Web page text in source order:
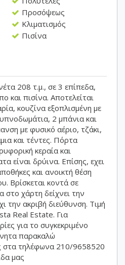
Προσόψεως
Κλιματισμός
Πισίνα
208 τ.μ., σε 3 επίπεδα,
και πισίνα. Αποτελείται
κουζίνα εξοπλισμένη με
2 μπάνια και
με φυσικό αέριο, τζάκι,
και τέντες. Πόρτα
κεραία και
είναι δρύινα. Επίσης, εχει
και ανοικτή θέση
Βρίσκεται κοντά σε
στο χάρτη δείχνει την
την ακριβή διεύθυνση. Τιμή
Real Estate. Για
για το συγκεκριμένο
παρακαλώ
στα τηλέφωνα 210/9658520
μας